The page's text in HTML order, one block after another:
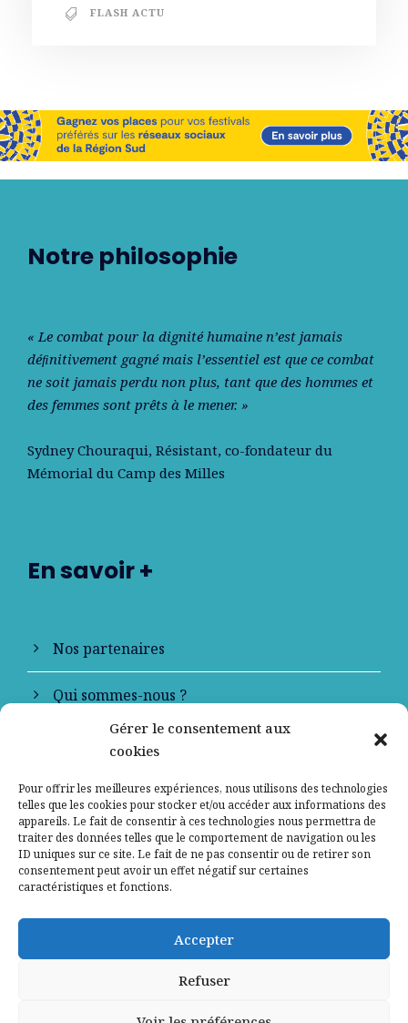
Gérer le consentement aux
cookies
Pour offrir les meilleures expériences, nous utilisons des technologies
telles que les cookies pour stocker et/ou accéder aux informations des
appareils. Le fait de consentir à ces technologies nous permettra de
traiter des données telles que le comportement de navigation ou les
ID uniques sur ce site. Le fait de ne pas consentir ou de retirer son
consentement peut avoir un effet négatif sur certaines
caractéristiques et fonctions.
Accepter
Refuser
FLASH ACTU
Notre philosophie
« Le combat pour la dignité humaine n’est jamais
déﬁnitivement gagné mais l’essentiel est que ce combat
ne soit jamais perdu non plus, tant que des hommes et
des femmes sont prêts à le mener. »
Sydney Chouraqui, Résistant, co-fondateur du
Mémorial du Camp des Milles
En savoir +
Nos partenaires
Qui sommes-nous ?
Contactez-nous
Mentions légales
Politique de confidentialité